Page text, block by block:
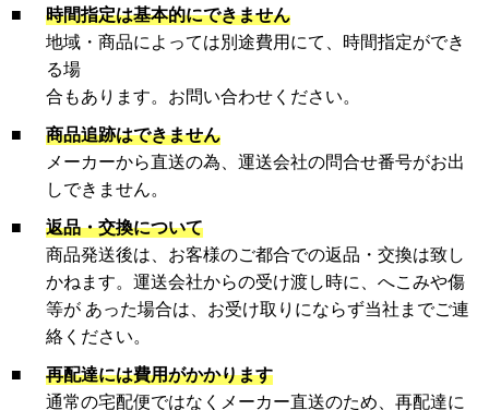
■
時間指定は基本的にできません
地域・商品によっては別途費用にて、時間指定ができ
る場
合もあります。お問い合わせください。
■
商品追跡はできません
メーカーから直送の為、運送会社の問合せ番号がお出
しできません。
■
返品・交換について
商品発送後は、お客様のご都合での返品・交換は致し
かねます。運送会社からの受け渡し時に、へこみや傷
等が あった場合は、お受け取りにならず当社までご連
絡ください。
■
再配達には費用がかかります
通常の宅配便ではなくメーカー直送のため、再配達に